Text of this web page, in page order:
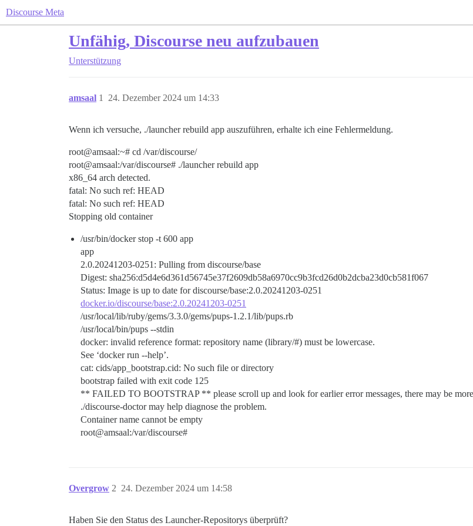
Discourse Meta
Unfähig, Discourse neu aufzubauen
Unterstützung
amsaal 24. Dezember 2024 um 14:33
1
Wenn ich versuche, ./launcher rebuild app auszuführen, erhalte ich eine Fehlermeldung.
root@amsaal:~# cd /var/discourse/
root@amsaal:/var/discourse# ./launcher rebuild app
x86_64 arch detected.
fatal: No such ref: HEAD
fatal: No such ref: HEAD
Stopping old container
/usr/bin/docker stop -t 600 app
app
2.0.20241203-0251: Pulling from discourse/base
Digest: sha256:d5d4e6d361d56745e37f2609db58a6970cc9b3fcd26d0b2dcba23d0cb581f067
Status: Image is up to date for discourse/base:2.0.20241203-0251
docker.io/discourse/base:2.0.20241203-0251
/usr/local/lib/ruby/gems/3.3.0/gems/pups-1.2.1/lib/pups.rb
/usr/local/bin/pups --stdin
docker: invalid reference format: repository name (library/#) must be lowercase.
See ‘docker run --help’.
cat: cids/app_bootstrap.cid: No such file or directory
bootstrap failed with exit code 125
** FAILED TO BOOTSTRAP ** please scroll up and look for earlier error messages, there may be
./discourse-doctor may help diagnose the problem.
Container name cannot be empty
root@amsaal:/var/discourse#
Overgrow 24. Dezember 2024 um 14:58
2
Haben Sie den Status des Launcher-Repositorys überprüft?